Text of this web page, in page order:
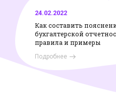
24.02.2022
Как составить
бухгалтерской
правила и примеры
Подробнее